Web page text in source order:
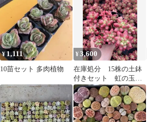
¥ 1,111
10苗セット 多肉植物
¥3,600
在庫処分 15株の土鉢
付きセット 虹の玉
錦 多肉植物 佐川急
便発送 エケベリア
セダム 韓国苗 P1325